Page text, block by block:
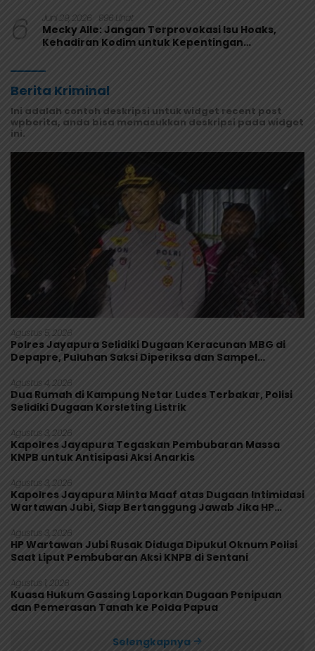
6 Juni 29, 2026 996 Lihat
Mecky Alle: Jangan Terprovokasi Isu Hoaks,
Kehadiran Kodim untuk Kepentingan
Berita Kriminal
Ini adalah contoh deskripsi untuk widget recent post
wpberita, anda bisa memasukkan deskripsi pada widget
ini.
Agustus 5, 2026
Polres Jayapura Selidiki Dugaan Keracunan MBG di
Depapre, Puluhan Saksi Diperiksa dan Sampel
Agustus 4, 2026
Dua Rumah di Kampung Netar Ludes Terbakar, Polisi
Selidiki Dugaan Korsleting Listrik
Agustus 3, 2026
Kapolres Jayapura Tegaskan Pembubaran Massa
KNPB untuk Antisipasi Aksi Anarkis
Agustus 3, 2026
Kapolres Jayapura Minta Maaf atas Dugaan Intimidasi
Wartawan Jubi, Siap Bertanggung Jawab Jika HP
Agustus 3, 2026
HP Wartawan Jubi Rusak Diduga Dipukul Oknum Polisi
Saat Liput Pembubaran Aksi KNPB di Sentani
Agustus 1, 2026
Kuasa Hukum Gassing Laporkan Dugaan Penipuan
dan Pemerasan Tanah ke Polda Papua
Selengkapnya